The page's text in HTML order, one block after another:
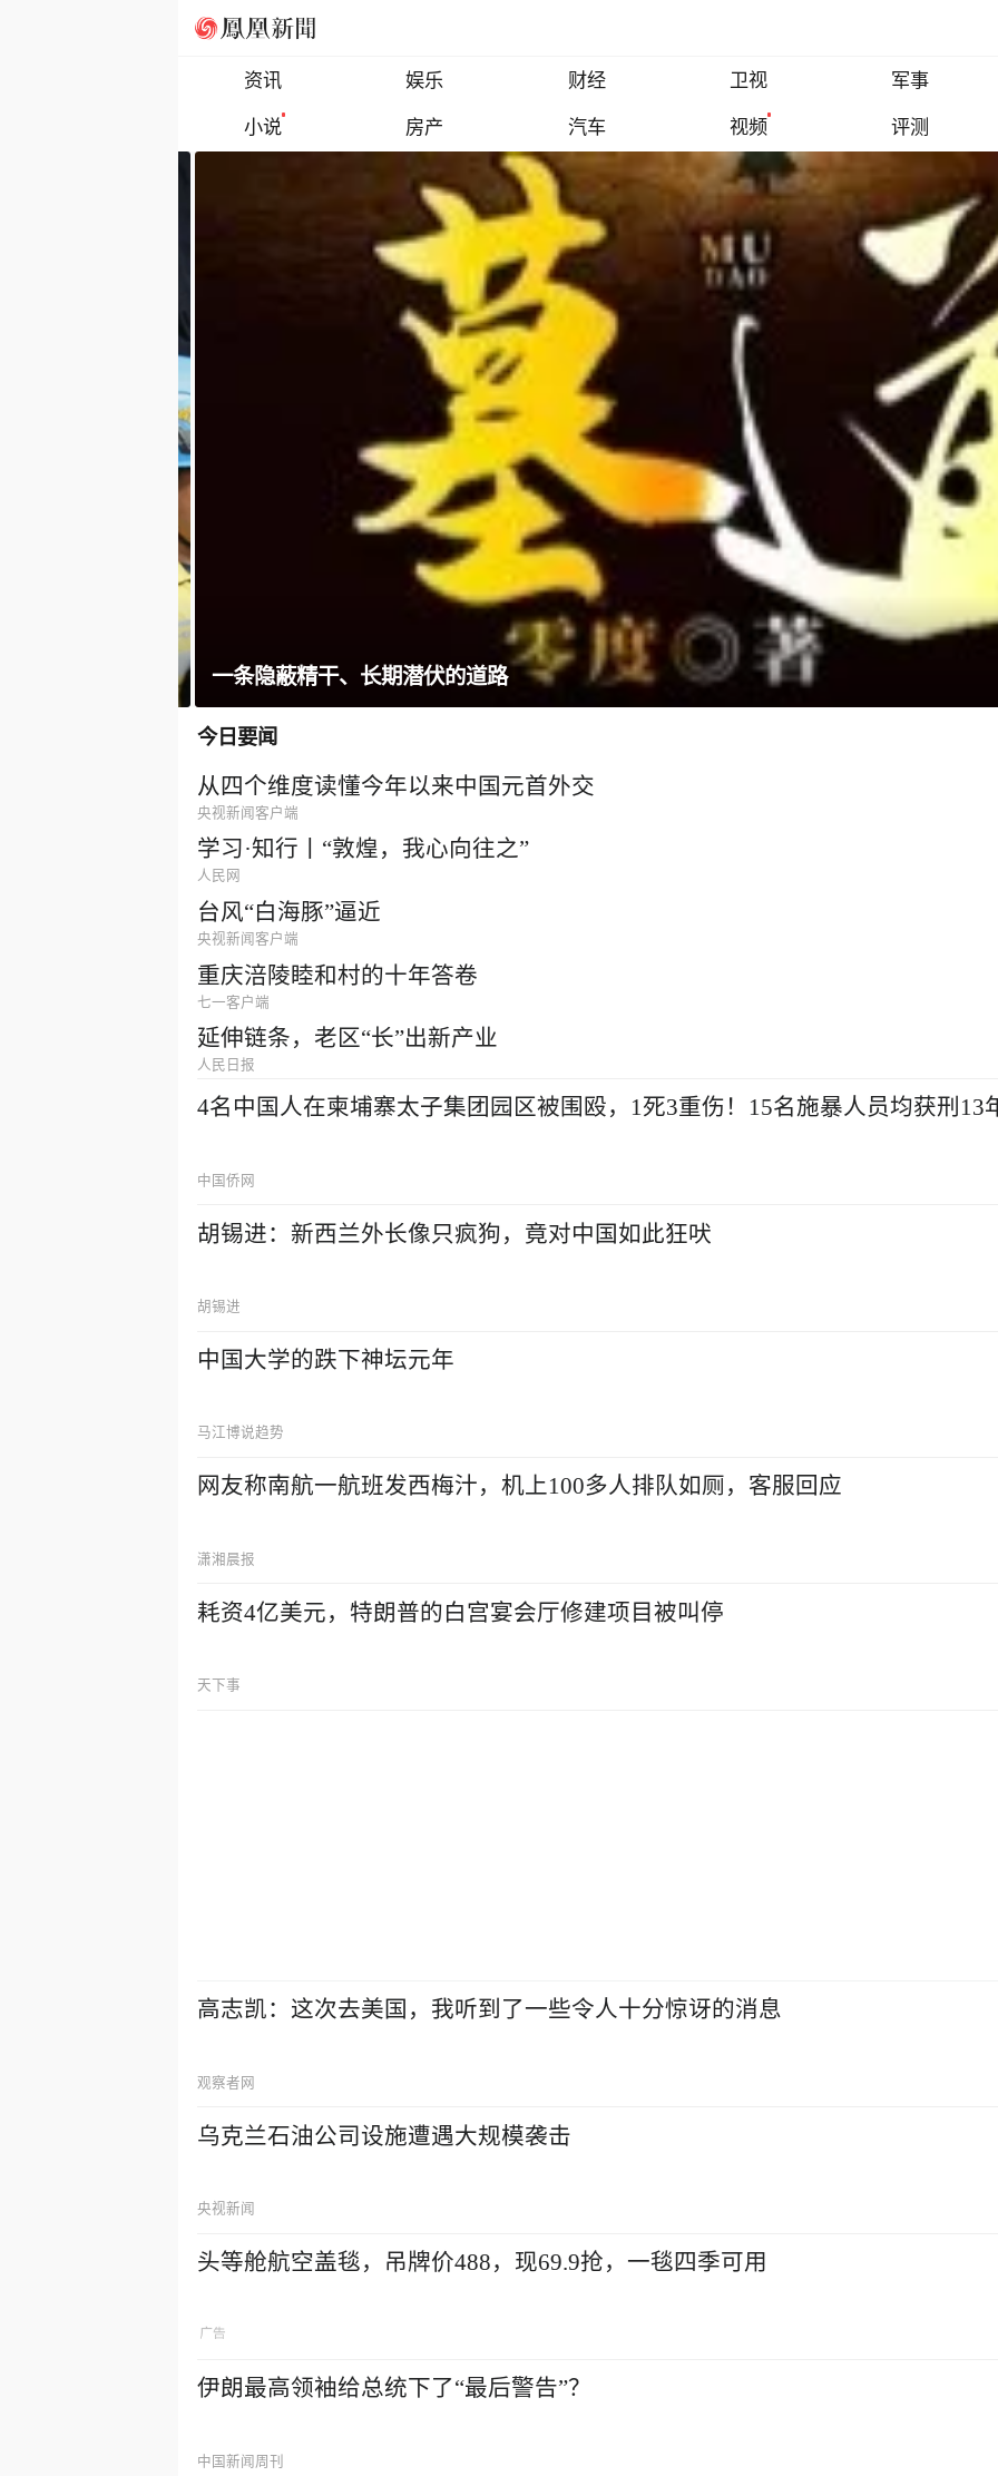
资讯 娱乐 财经 卫视
军事
小说
房产 汽车 视频 评测
一条隐蔽精干、长期潜伏的道路
今日要闻
从四个维度读懂今年以来中国元首外交
央视新闻客户端
学习·知行丨“敦煌，我心向往之”
人民网
台风“白海豚”逼近
央视新闻客户端
重庆涪陵睦和村的十年答卷
七一客户端
延伸链条，老区“长”出新产业
人民日报
4名中国人在柬埔寨太子集团园区被围殴，1死3重伤！15名施暴人员均获刑13
中国侨网
胡锡进：新西兰外长像只疯狗，竟对中国如此狂吠
胡锡进
中国大学的跌下神坛元年
马江博说趋势
网友称南航一航班发西梅汁，机上100多人排队如厕，客服回应
潇湘晨报
耗资4亿美元，特朗普的白宫宴会厅修建项目被叫停
天下事
高志凯：这次去美国，我听到了一些令人十分惊讶的消息
观察者网
乌克兰石油公司设施遭遇大规模袭击
央视新闻
头等舱航空盖毯，吊牌价488，现69.9抢，一毯四季可用
伊朗最高领袖给总统下了“最后警告”？
中国新闻周刊